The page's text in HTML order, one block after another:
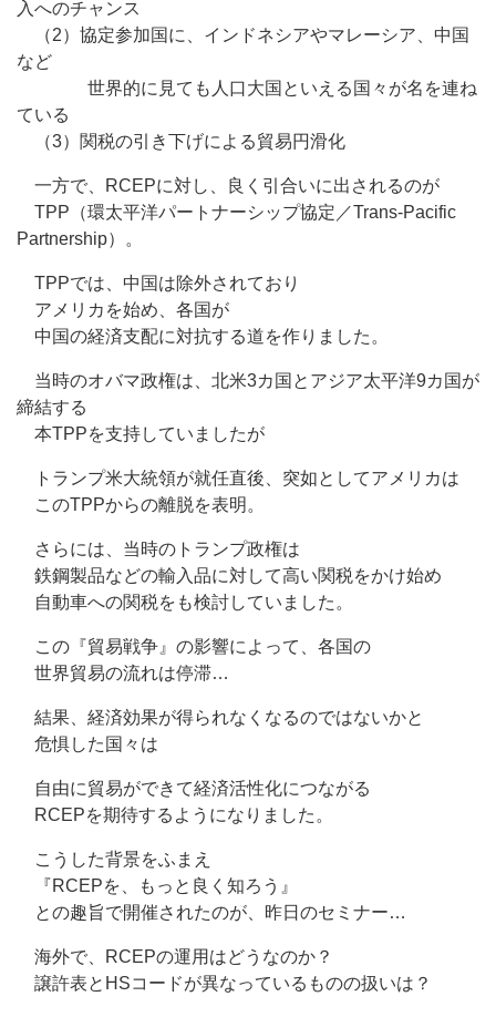
入へのチャンス
（2）協定参加国に、インドネシアやマレーシア、中国
など
世界的に見ても人口大国といえる国々が名を連ね
ている
（3）関税の引き下げによる貿易円滑化
一方で、RCEPに対し、良く引合いに出されるのが
TPP（環太平洋パートナーシップ協定／Trans-Pacific
Partnership）。
TPPでは、中国は除外されており
アメリカを始め、各国が
中国の経済支配に対抗する道を作りました。
当時のオバマ政権は、北米3カ国とアジア太平洋9カ国が
締結する
本TPPを支持していましたが
トランプ米大統領が就任直後、突如としてアメリカは
このTPPからの離脱を表明。
さらには、当時のトランプ政権は
鉄鋼製品などの輸入品に対して高い関税をかけ始め
自動車への関税をも検討していました。
この『貿易戦争』の影響によって、各国の
世界貿易の流れは停滞…
結果、経済効果が得られなくなるのではないかと
危惧した国々は
自由に貿易ができて経済活性化につながる
RCEPを期待するようになりました。
こうした背景をふまえ
『RCEPを、もっと良く知ろう』
との趣旨で開催されたのが、昨日のセミナー…
海外で、RCEPの運用はどうなのか？
譲許表とHSコードが異なっているものの扱いは？